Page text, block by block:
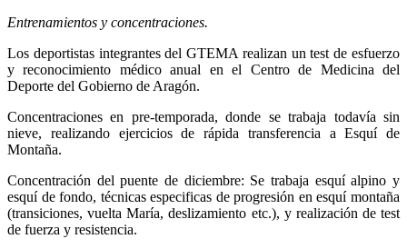
Entrenamientos y concentraciones.
Los deportistas integrantes del GTEMA realizan un test de esfuerzo
y reconocimiento médico anual en el Centro de Medicina del
Deporte del Gobierno de Aragón.
Concentraciones en pre-temporada, donde se trabaja todavía sin
nieve, realizando ejercicios de rápida transferencia a Esquí de
Montaña.
Concentración del puente de diciembre: Se trabaja esquí alpino y
esquí de fondo, técnicas especificas de progresión en esquí montaña
(transiciones, vuelta María, deslizamiento etc.), y realización de test
de fuerza y resistencia.